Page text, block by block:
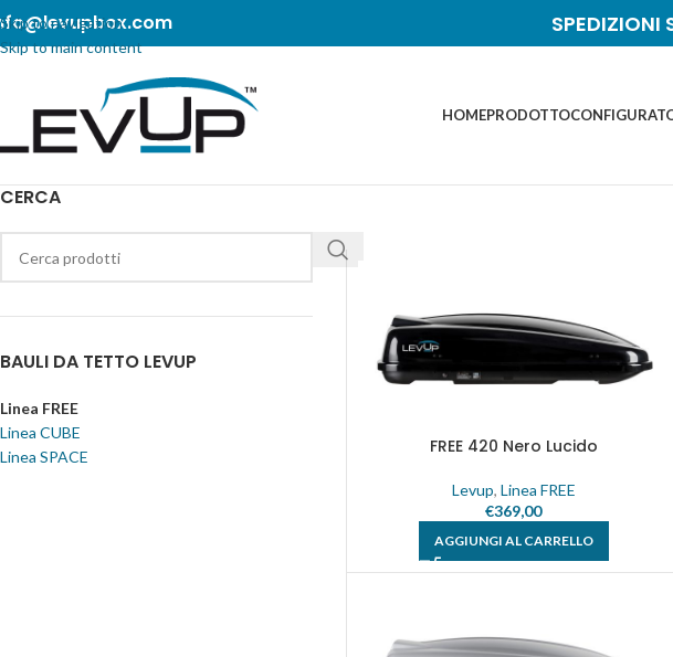
Skip to navigation
Skip to main content
SPEDIZIONI
HOMEPRODOTTO
CERCA
BAULI DA TETTO LEVUP
Linea FREE
Linea CUBE
Linea SPACE
FREE 420 Nero Lucido
Levup, Linea FREE
€369,00
AGGIUNGI AL CARRELLO